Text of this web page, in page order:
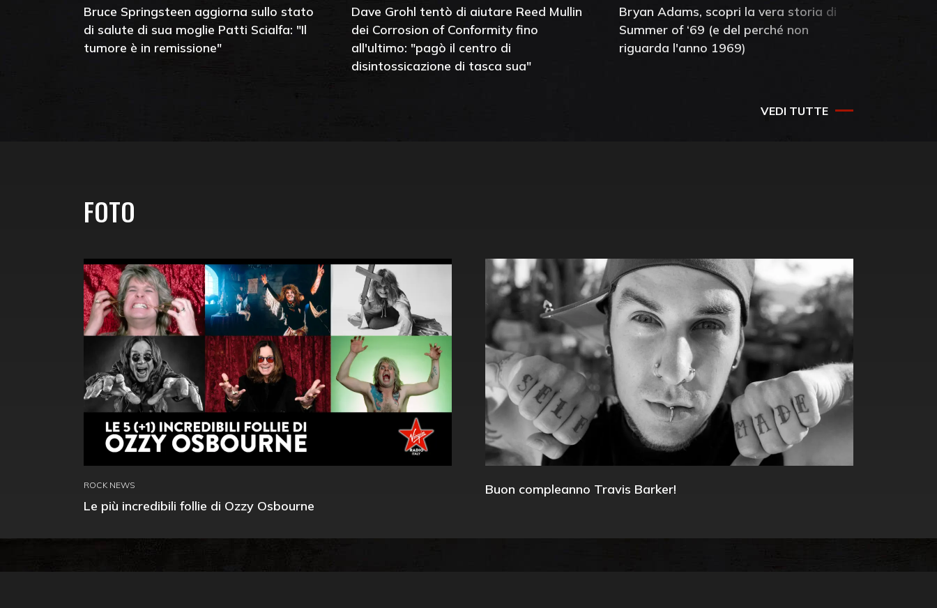
Bruce Springsteen aggiorna sullo stato
di salute di sua moglie Patti Scialfa: "Il
tumore è in remissione"
Dave Grohl tentò di aiutare Reed Mullin
dei Corrosion of Conformity fino
all'ultimo: "pagò il centro di
disintossicazione di tasca sua"
Bryan Adams, scopri la vera storia di
Summer of ‘69 (e del perché non
riguarda l'anno 1969)
VEDI TUTTE
FOTO
ROCK NEWS
Le più incredibili follie di Ozzy Osbourne
Buon compleanno Travis Barker!